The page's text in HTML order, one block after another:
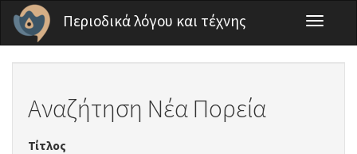
Παράκαμψη προς το κυρίως περιεχόμενο
Περιοδικά λόγου και τέχνης
Toggle
Αναζήτηση Νέα Πορεία
Τίτλος